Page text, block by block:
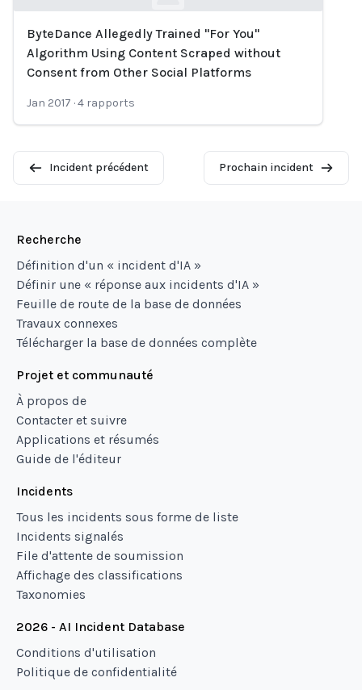
Loading...
ByteDance Allegedly Trained "For You"
Algorithm Using Content Scraped without
Consent from Other Social Platforms
Jan 2017 ·4 rapports
Incident précédent Prochain incident
Recherche
Définition d'un « incident d'IA »
Définir une « réponse aux incidents d'IA »
Feuille de route de la base de données
Travaux connexes
Télécharger la base de données complète
Projet et communauté
À propos de
Contacter et suivre
Applications et résumés
Guide de l'éditeur
Incidents
Tous les incidents sous forme de liste
Incidents signalés
File d'attente de soumission
Affichage des classifications
Taxonomies
2026 - AI Incident Database
Conditions d'utilisation
Politique de confidentialité